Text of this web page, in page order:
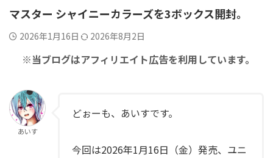
マスター シャイニーカラーズを3ボックス開封。
2026年1月16日 2026年8月2日
※当ブログはアフィリエイト広告を利用しています。
あいす
どぉーも、あいすです。
今回は2026年1月16日（金）発売、ユニ